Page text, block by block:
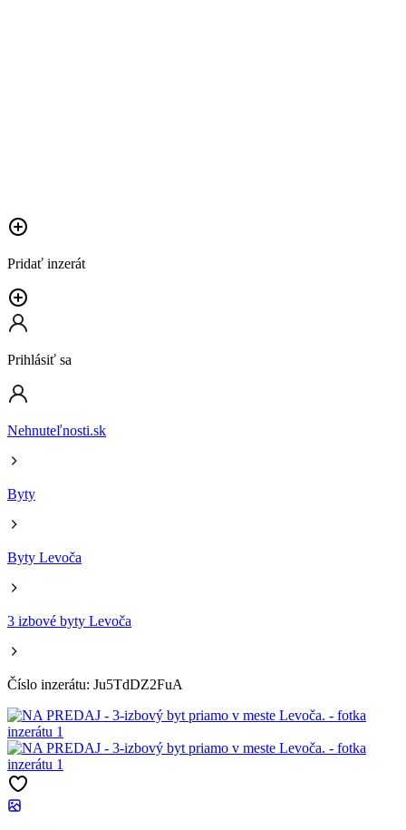
Pridať inzerát
Prihlásiť sa
Nehnuteľnosti.sk
Byty
Byty Levoča
3 izbové byty Levoča
Číslo inzerátu: Ju5TdDZ2FuA